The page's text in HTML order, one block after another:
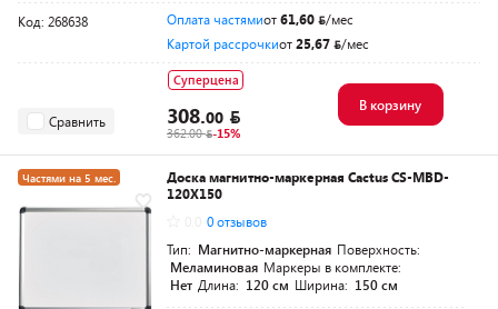
Код: 268638 Оплата частямиот61,60
/мес
Картой рассрочкиот25,67 /мес
Сравнить
Суперцена
308.00
362.00 -15%
В корзину
Частями на 5 мес.
Доска магнитно-маркерная Cactus CS-MBD-
120X150
0 отзывов
Тип: Магнитно-маркерная Поверхность:
Меламиновая Маркеры в комплекте:
Нет Длина: 120 см Ширина: 150 см